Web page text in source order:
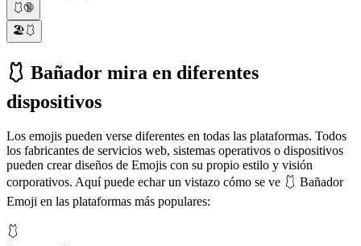
🩱🔞
🏖️🩱
🩱 Bañador mira en diferentes
dispositivos
Los emojis pueden verse diferentes en todas las plataformas. Todos
los fabricantes de servicios web, sistemas operativos o dispositivos
pueden crear diseños de Emojis con su propio estilo y visión
corporativos. Aquí puede echar un vistazo cómo se ve 🩱 Bañador
Emoji en las plataformas más populares:
🩱